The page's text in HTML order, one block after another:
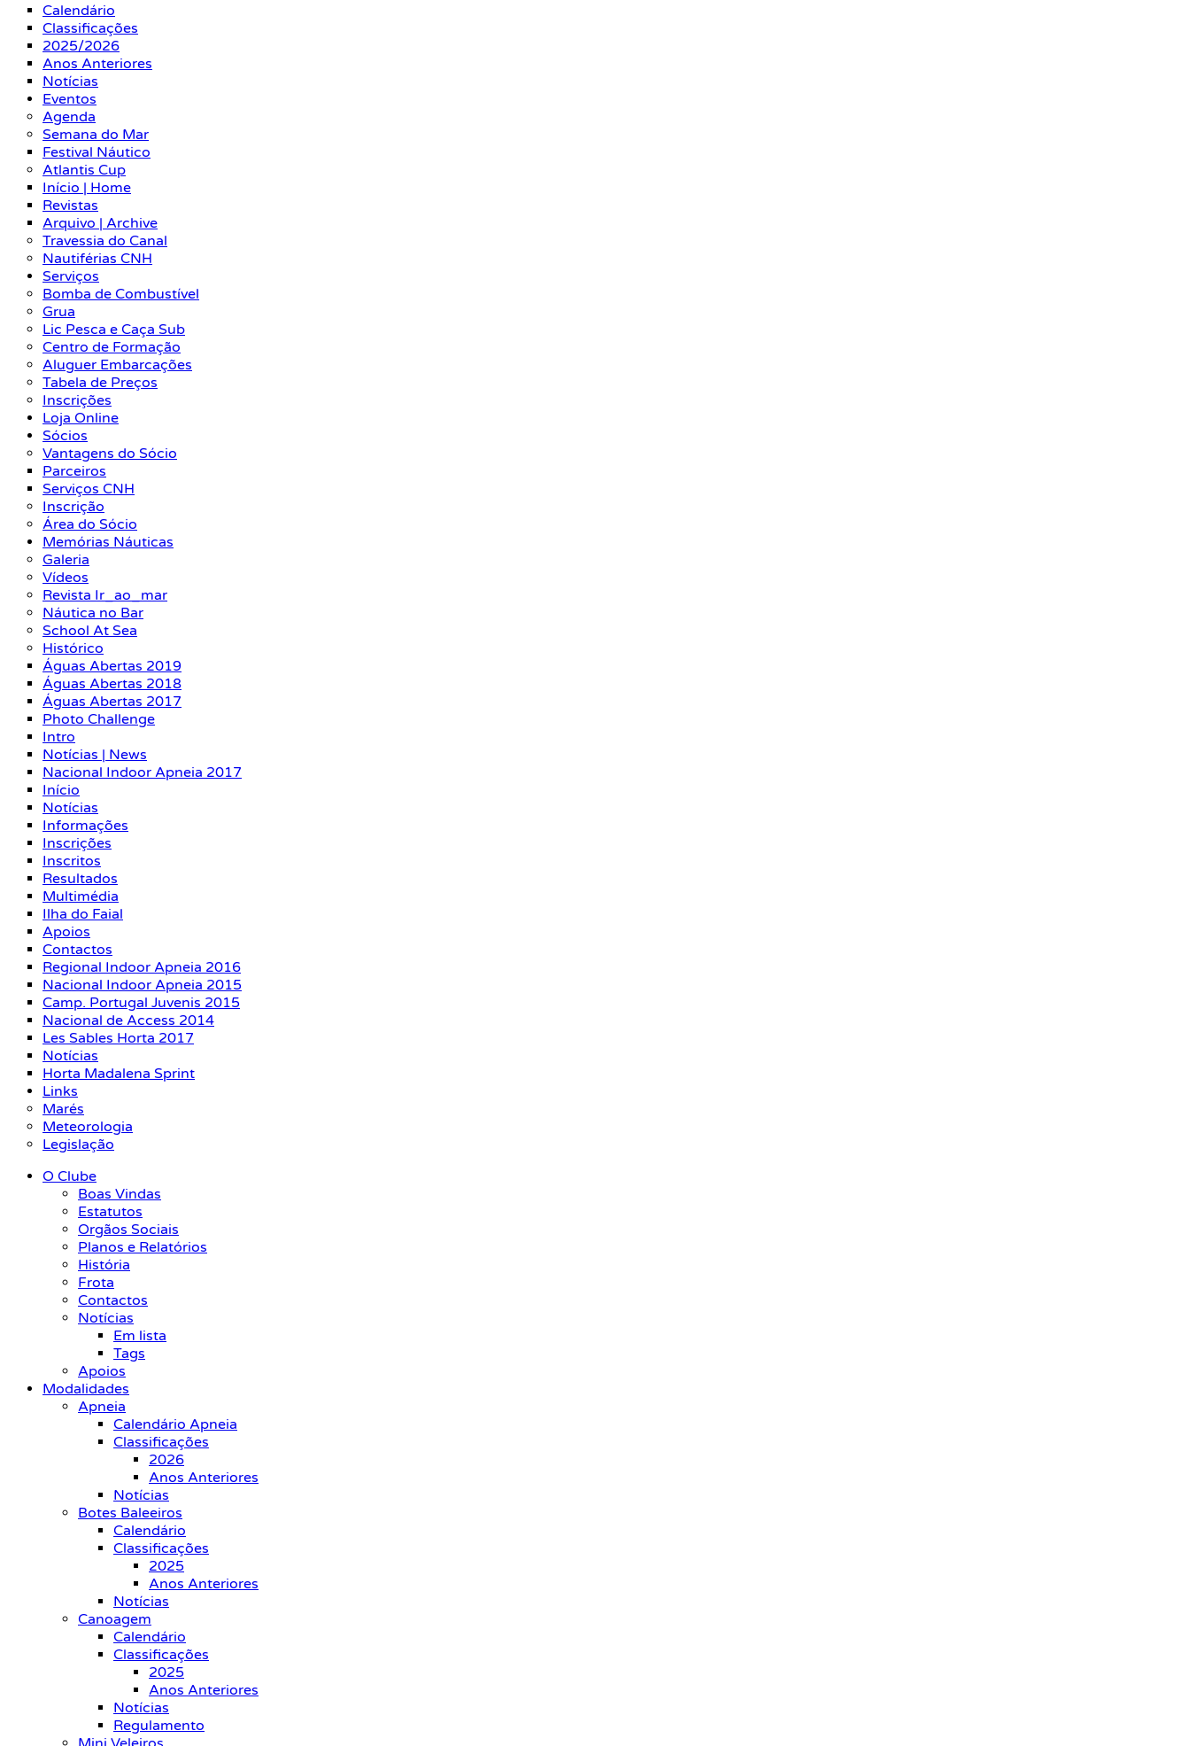
Calendário
Classificações
2025/2026
Anos Anteriores
Notícias
Eventos
Agenda
Semana do Mar
Festival Náutico
Atlantis Cup
Início | Home
Revistas
Arquivo | Archive
Travessia do Canal
Nautiférias CNH
Serviços
Bomba de Combustível
Grua
Lic Pesca e Caça Sub
Centro de Formação
Aluguer Embarcações
Tabela de Preços
Inscrições
Loja Online
Sócios
Vantagens do Sócio
Parceiros
Serviços CNH
Inscrição
Área do Sócio
Memórias Náuticas
Galeria
Vídeos
Revista Ir_ao_mar
Náutica no Bar
School At Sea
Histórico
Águas Abertas 2019
Águas Abertas 2018
Águas Abertas 2017
Photo Challenge
Intro
Notícias | News
Nacional Indoor Apneia 2017
Início
Notícias
Informações
Inscrições
Inscritos
Resultados
Multimédia
Ilha do Faial
Apoios
Contactos
Regional Indoor Apneia 2016
Nacional Indoor Apneia 2015
Camp. Portugal Juvenis 2015
Nacional de Access 2014
Les Sables Horta 2017
Notícias
Horta Madalena Sprint
Links
Marés
Meteorologia
Legislação
O Clube
Boas Vindas
Estatutos
Orgãos Sociais
Planos e Relatórios
História
Frota
Contactos
Notícias
Em lista
Tags
Apoios
Modalidades
Apneia
Calendário Apneia
Classificações
2026
Anos Anteriores
Notícias
Botes Baleeiros
Calendário
Classificações
2025
Anos Anteriores
Notícias
Canoagem
Calendário
Classificações
2025
Anos Anteriores
Notícias
Regulamento